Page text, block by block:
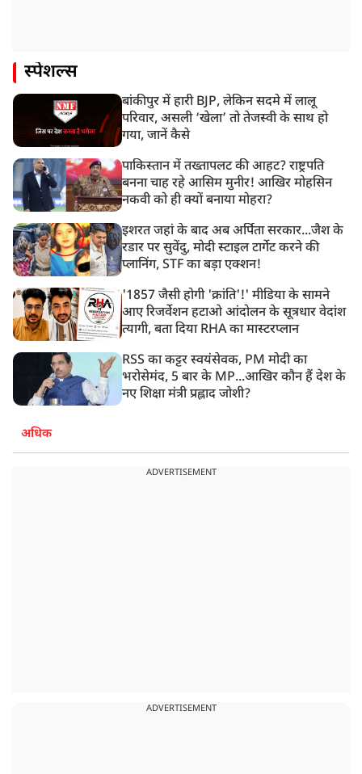
स्पेशल्स
बांकीपुर में हारी BJP, लेकिन सदमे में लालू
परिवार, असली ‘खेला’ तो तेजस्वी के साथ हो
गया, जानें कैसे
पाकिस्तान में तख्तापलट की आहट? राष्ट्रपति
बनना चाह रहे आसिम मुनीर! आखिर मोहसिन
नकवी को ही क्यों बनाया मोहरा?
इशरत जहां के बाद अब अर्पिता सरकार...जैश के
रडार पर सुवेंदु, मोदी स्टाइल टार्गेट करने की
प्लानिंग, STF का बड़ा एक्शन!
'1857 जैसी होगी 'क्रांति'!' मीडिया के सामने
आए रिजर्वेशन हटाओ आंदोलन के सूत्रधार वेदांश
त्यागी, बता दिया RHA का मास्टरप्लान
RSS का कट्टर स्वयंसेवक, PM मोदी का
भरोसेमंद, 5 बार के MP...आखिर कौन हैं देश के
नए शिक्षा मंत्री प्रह्लाद जोशी?
अधिक
ADVERTISEMENT
ADVERTISEMENT